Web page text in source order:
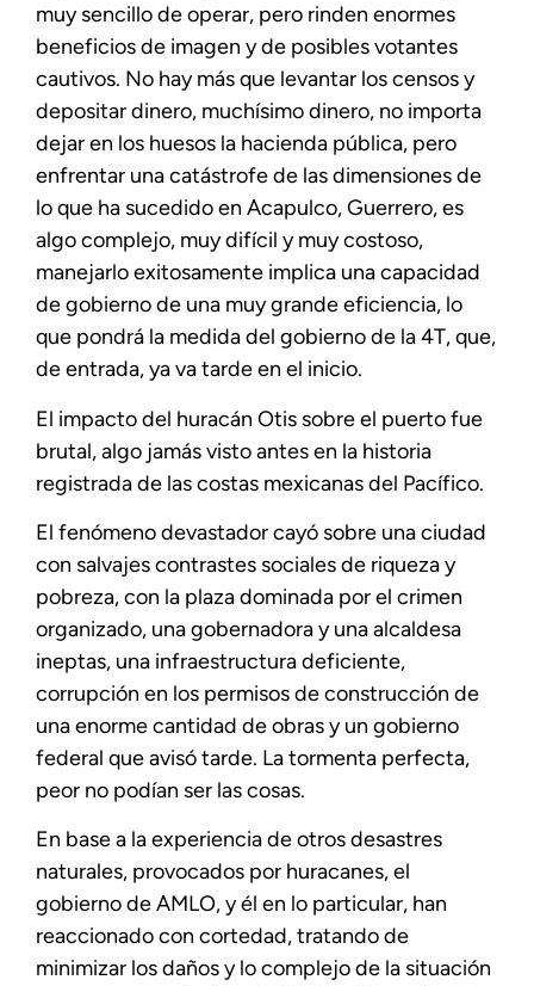
muy sencillo de operar, pero rinden enormes
beneficios de imagen y de posibles votantes
cautivos. No hay más que levantar los censos y
depositar dinero, muchísimo dinero, no importa
dejar en los huesos la hacienda pública, pero
enfrentar una catástrofe de las dimensiones de
lo que ha sucedido en Acapulco, Guerrero, es
algo complejo, muy difícil y muy costoso,
manejarlo exitosamente implica una capacidad
de gobierno de una muy grande eficiencia, lo
que pondrá la medida del gobierno de la 4T, que,
de entrada, ya va tarde en el inicio.
El impacto del huracán Otis sobre el puerto fue
brutal, algo jamás visto antes en la historia
registrada de las costas mexicanas del Pacífico.
El fenómeno devastador cayó sobre una ciudad
con salvajes contrastes sociales de riqueza y
pobreza, con la plaza dominada por el crimen
organizado, una gobernadora y una alcaldesa
ineptas, una infraestructura deficiente,
corrupción en los permisos de construcción de
una enorme cantidad de obras y un gobierno
federal que avisó tarde. La tormenta perfecta,
peor no podían ser las cosas.
En base a la experiencia de otros desastres
naturales, provocados por huracanes, el
gobierno de AMLO, y él en lo particular, han
reaccionado con cortedad, tratando de
minimizar los daños y lo complejo de la situación